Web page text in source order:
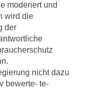
moderiert und
wird die
der
nicht dazu
bewerte- te-